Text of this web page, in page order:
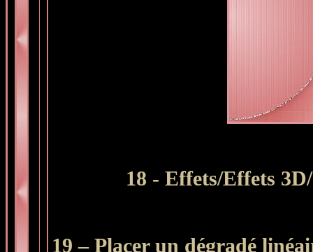
18 - Effets/Effets
19 – Placer un dégradé